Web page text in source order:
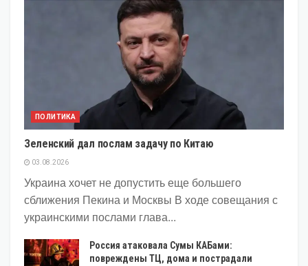
ПОЛИТИКА
Зеленский дал послам задачу по Китаю
03.08.2026
Украина хочет не допустить еще большего
сближения Пекина и Москвы В ходе совещания с
украинскими послами глава...
Россия атаковала Сумы КАБами:
повреждены ТЦ, дома и пострадали